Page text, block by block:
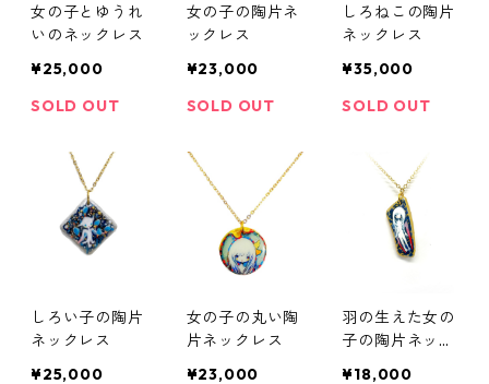
女の子とゆうれ
いのネックレス
¥25,000
SOLD OUT
女の子の陶片ネ
ックレス
¥23,000
SOLD OUT
しろねこの陶片
ネックレス
¥35,000
SOLD OUT
しろい子の陶片
ネックレス
¥25,000
女の子の丸い陶
片ネックレス
¥23,000
羽の生えた女の
子の陶片ネック
¥18,000